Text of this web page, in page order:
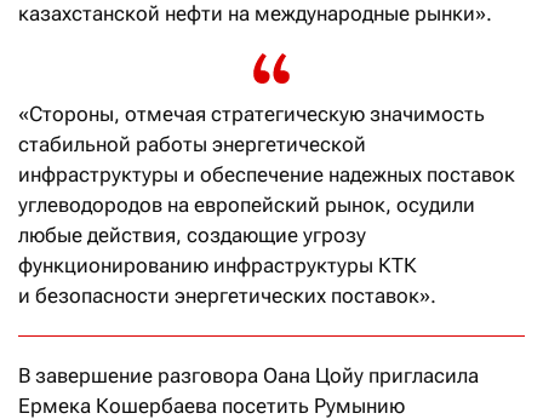
казахстанской нефти на международные рынки».
«Стороны, отмечая стратегическую значимость
стабильной работы энергетической
инфраструктуры и обеспечение надежных поставок
углеводородов на европейский рынок, осудили
любые действия, создающие угрозу
функционированию инфраструктуры КТК
и безопасности энергетических поставок».
В завершение разговора Оана Цойу пригласила
Ермека Кошербаева посетить Румынию